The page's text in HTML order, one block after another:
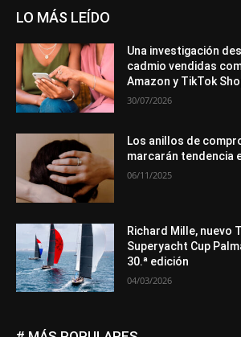
LO MÁS LEÍDO
Una investigación
cadmio vendidas
Amazon y TikTok
30/07/2026
Los anillos de
marcarán tendencia
06/11/2025
Richard Mille, nuevo
Superyacht Cup
30.ª edición
04/03/2026